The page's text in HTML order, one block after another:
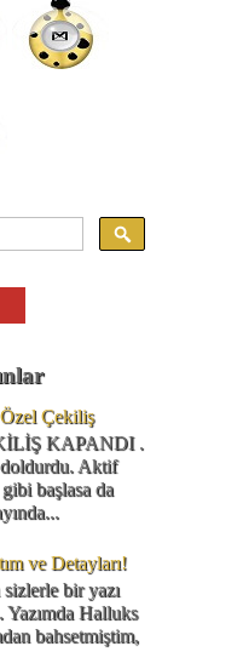
Çekiliş
KAPANDI .
doldurdu. Aktif
gibi başlasa da
ve Detayları!
sizlerle bir yazı
Yazımda Halluks
bahsetmiştim,